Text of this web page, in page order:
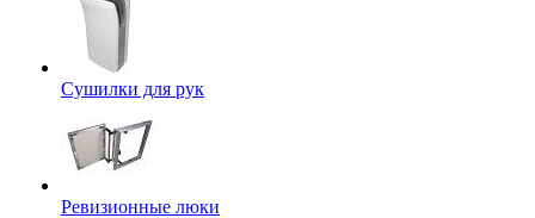
Сушилки для рук
Ревизионные люки